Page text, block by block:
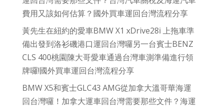
費用又該如何估算？國外買車運回台灣流程分享
黃先生在紐約的愛車BMW X1 xDrive28i 上拖車準
備出發到洛衫磯港口運回台灣囉另一台賓士BENZ
CLS 400桃園陳大哥愛車通過台灣車測準備進行領
牌囉!國外買車運回台灣流程分享
BMW X5和賓士GLC43 AMG從加拿大溫哥華海運
回台灣囉！加拿大運車回台灣需要那些文件？海運